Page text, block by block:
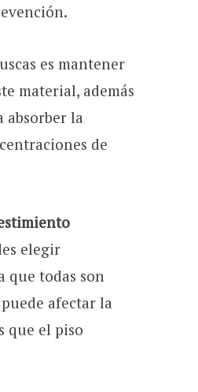
es mantener
material, además
absorber la
de
elegir
que todas son
afectar la
que el piso